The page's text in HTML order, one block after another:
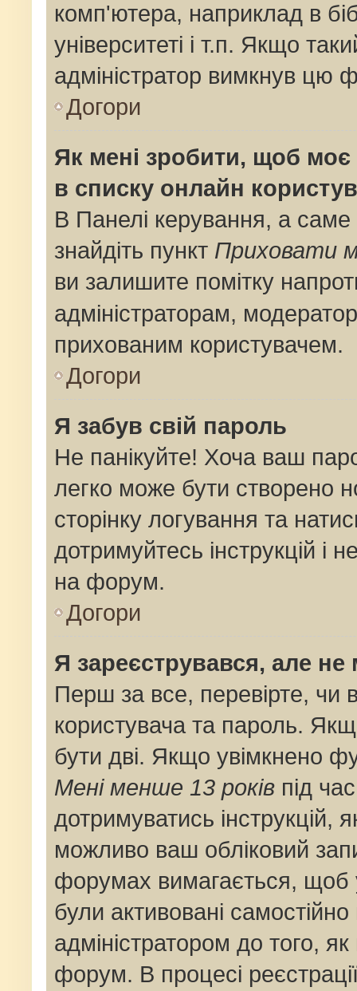
комп'ютера, наприклад в
університеті і т.п. Якщо
адміністратор вимкнув цю
Догори
Як мені зробити, щоб моє
в списку онлайн
В Панелі керування, а
знайдіть пункт Приховати
ви залишите помітку
адміністраторам,
прихованим користувачем.
Догори
Я забув свій пароль
Не панікуйте! Хоча ваш
легко може бути створено
сторінку логування та
дотримуйтесь інструкцій і
на форум.
Догори
Я зареєструвався, але
Перш за все, перевірте, чи
користувача та пароль.
бути дві. Якщо увімкнено
Мені менше 13 років під
дотримуватись інструкцій,
можливо ваш обліковий
форумах вимагається, щоб
були активовані
адміністратором до того,
форум. В процесі